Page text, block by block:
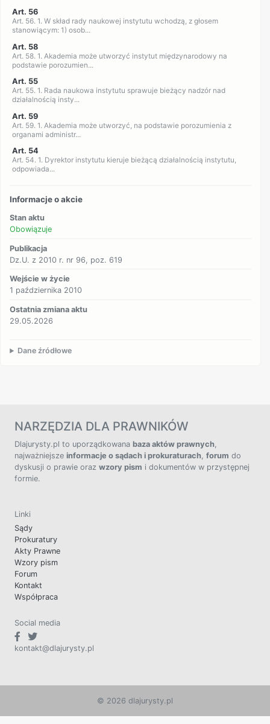
Art. 56
Art. 56. 1. W skład rady naukowej instytutu wchodzą, z głosem
stanowiącym: 1) osob...
Art. 58
Art. 58. 1. Akademia może utworzyć instytut międzynarodowy na
podstawie porozumien...
Art. 55
Art. 55. 1. Rada naukowa instytutu sprawuje bieżący nadzór nad
działalnością insty...
Art. 59
Art. 59. 1. Akademia może utworzyć, na podstawie porozumienia z
organami administr...
Art. 54
Art. 54. 1. Dyrektor instytutu kieruje bieżącą działalnością instytutu,
odpowiada...
Informacje o akcie
Stan aktu
Obowiązuje
Publikacja
Dz.U. z 2010 r. nr 96, poz. 619
Wejście w życie
1 października 2010
Ostatnia zmiana aktu
29.05.2026
Dane źródłowe
NARZĘDZIA DLA PRAWNIKÓW
Dlajurysty.pl to uporządkowana baza aktów prawnych,
najważniejsze informacje o sądach i prokuraturach, forum do
dyskusji o prawie oraz wzory pism i dokumentów w przystępnej
formie.
Linki
Sądy
Prokuratury
Akty Prawne
Wzory pism
Forum
Kontakt
Współpraca
Social media
kontakt@dlajurysty.pl
© 2026 dlajurysty.pl